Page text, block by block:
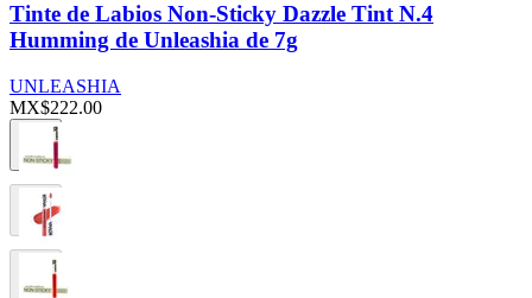
Tinte de Labios Non-Sticky Dazzle Tint N.4
Humming de Unleashia de 7g
UNLEASHIA
MX$222.00